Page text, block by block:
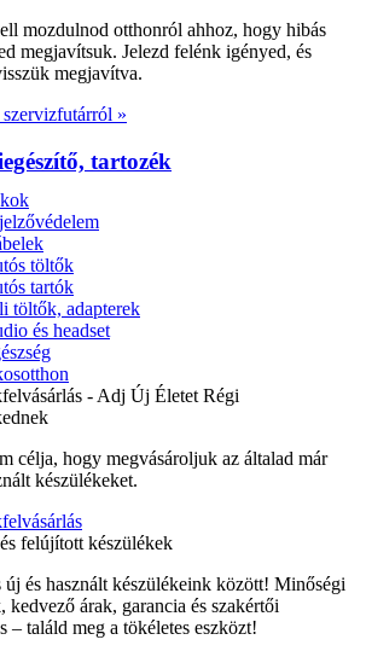
mozdulnod otthonról ahhoz, hogy hibás
megjavítsuk. Jelezd felénk igényed, és
megjavítva.
»
tartozék
töltők
tartók
töltők, adapterek
és headset
- Adj Új Életet Régi
célja, hogy megvásároljuk az általad már
készülékeket.
felújított készülékek
új és használt készülékeink között! Minőségi
kedvező árak, garancia és szakértői
– találd meg a tökéletes eszközt!